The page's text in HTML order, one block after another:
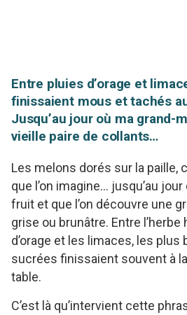
Entre pluies d’orage et
finissaient mous et tachés
Jusqu’au jour où ma grand-
vieille paire de collants…
Les melons dorés sur la paille,
que l’on imagine… jusqu’au jour
fruit et que l’on découvre une
grise ou brunâtre. Entre
d’orage et les limaces, les plus
sucrées finissaient souvent à
table.
C’est là qu’intervient cette